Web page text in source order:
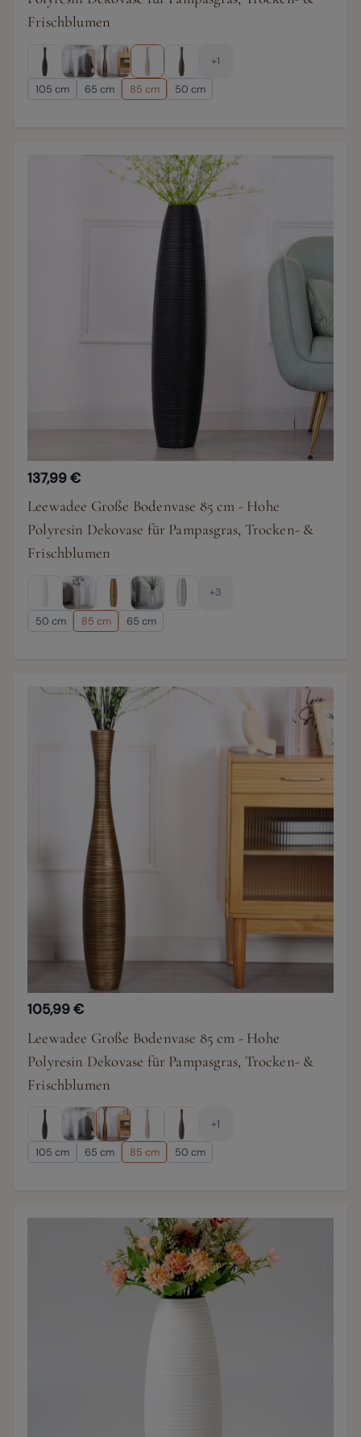
Frischblumen
+1
105 cm 65 cm 85 cm 50 cm
137,99 €
Leewadee Große Bodenvase 85 cm - Hohe
Polyresin Dekovase für Pampasgras, Trocken- &
Frischblumen
+3
50 cm 85 cm 65 cm
105,99 €
Leewadee Große Bodenvase 85 cm - Hohe
Polyresin Dekovase für Pampasgras, Trocken- &
Frischblumen
+1
105 cm 65 cm 85 cm 50 cm